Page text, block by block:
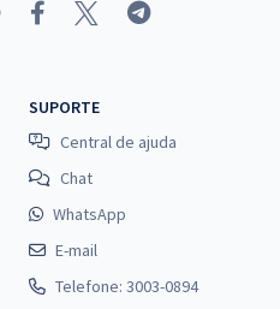
SUPORTE
Central de ajuda
Chat
WhatsApp
E-mail
Telefone: 3003-0894